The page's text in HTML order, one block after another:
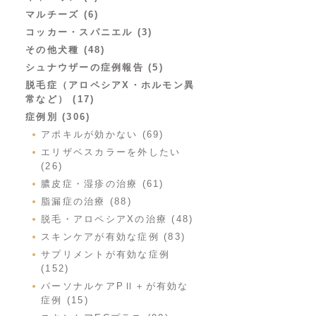
マルチーズ (6)
コッカー・スパニエル (3)
その他犬種 (48)
シュナウザーの症例報告 (5)
脱毛症（アロペシアX・ホルモン異
常など） (17)
症例別 (306)
アポキルが効かない (69)
エリザベスカラーを外したい
(26)
膿皮症・湿疹の治療 (61)
脂漏症の治療 (88)
脱毛・アロペシアXの治療 (48)
スキンケアが有効な症例 (83)
サプリメントが有効な症例
(152)
パーソナルケアPⅡ＋が有効な
症例 (15)